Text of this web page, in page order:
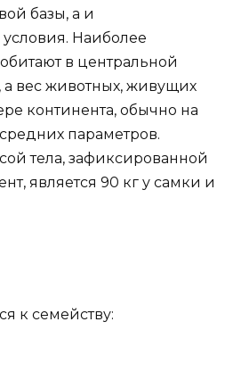
базы, а и
Наиболее
в центральной
а вес животных, живущих
континента, обычно на
параметров.
тела, зафиксированной
является 90 кг у самки и
к семейству: